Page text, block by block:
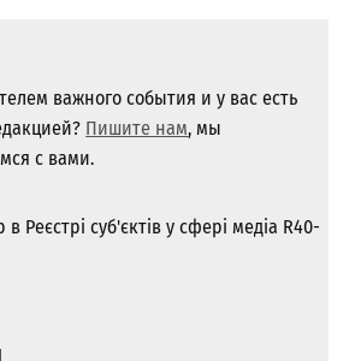
важного события и у вас есть
Пишите нам, мы
с вами.
Реєстрі суб'єктів у сфері медіа R40-